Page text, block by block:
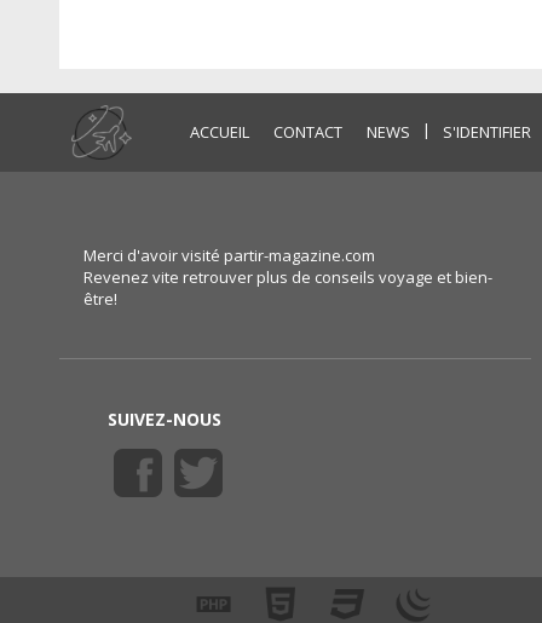
ACCUEIL CONTACT NEWS | S'IDENTIFIER
Merci d'avoir visité partir-magazine.com
Revenez vite retrouver plus de conseils voyage et bien-
être!
SUIVEZ-NOUS